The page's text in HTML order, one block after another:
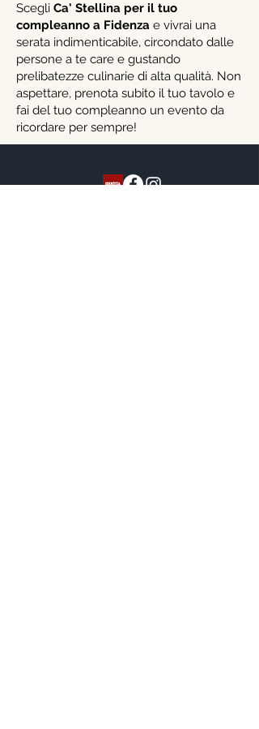
Scegli Ca' Stellina per il tuo
compleanno a Fidenza e vivrai una
serata indimenticabile, circondato dalle
persone a te care e gustando
prelibatezze culinarie di alta qualità. Non
aspettare, prenota subito il tuo tavolo e
fai del tuo compleanno un evento da
ricordare per sempre!